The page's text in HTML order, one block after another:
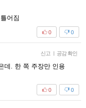
어짐
0
0
신고 | 공감 확인
데. 한 쪽 주장만 인용
0
0